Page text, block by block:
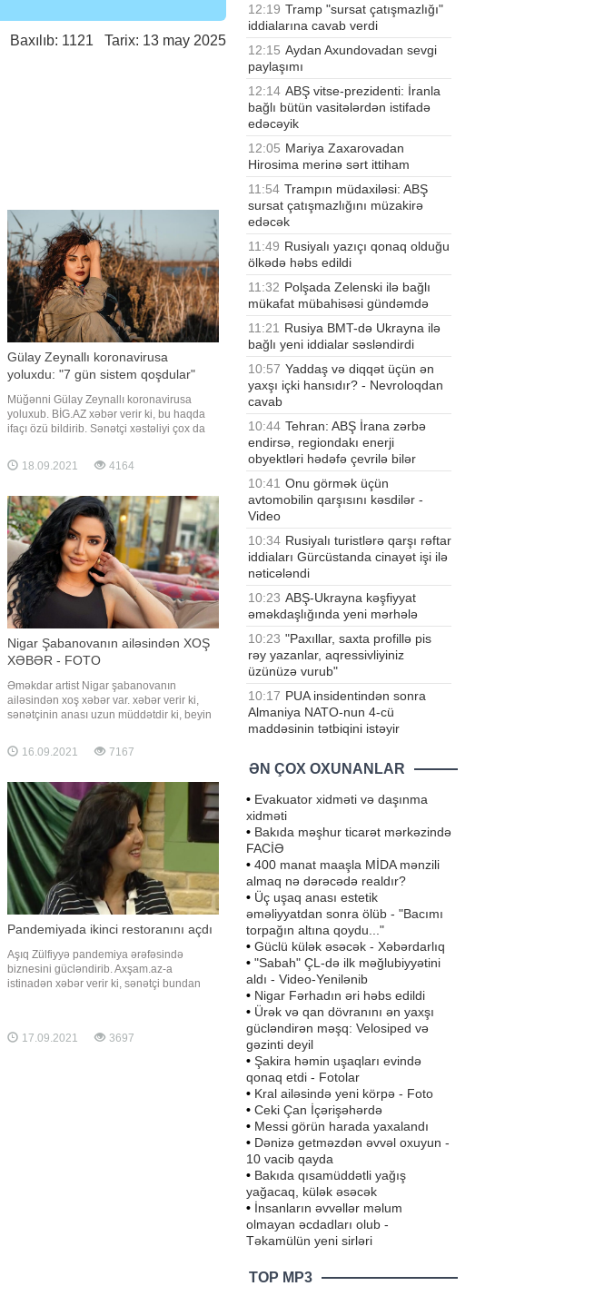
Baxılıb: 1121 Tarix: 13 may 2025
Gülay Zeynallı koronavirusa
yoluxdu: "7 gün sistem qoşdular"
Müğənni Gülay Zeynallı koronavirusa
yoluxub. BİG.AZ xəbər verir ki, bu haqda
ifaçı özü bildirib. Sənətçi xəstəliyi çox da
sağlığına qovuşduğunu deyib:. "Bəziləri
deyir ki, çoxlu dərmanlar əbul etdim amma
gün davaml
18.09.2021 4164
Nigar Şabanovanın ailəsindən XOŞ
XƏBƏR - FOTO
Əməkdar artist Nigar şabanovanın
ailəsindən xoş xəbər var. xəbər verir ki,
sənətçinin anası uzun müddətdir ki, beyin
Nigar sosial media hesabında paylaşım
edərək anasının artıq yataqdan ayağa
anam beyin qanamas
16.09.2021 7167
Pandemiyada ikinci restoranını açdı
Aşıq Zülfiyyə pandemiya ərəfəsində
biznesini gücləndirib. Axşam.az-a
istinadən xəbər verir ki, sənətçi bundan
da qatılıblar. Qeyd edək ki, Zülfiyyə bundan
17.09.2021 3697
12:19 Tramp "sursat çatışmazlığı"
iddialarına cavab verdi
12:15 Aydan Axundovadan sevgi
paylaşımı
12:14 ABŞ vitse-prezidenti: İranla
bağlı bütün vasitələrdən istifadə
edəcəyik
12:05 Mariya Zaxarovadan
Hirosima merinə sərt ittiham
11:54 Trampın müdaxiləsi: ABŞ
sursat çatışmazlığını müzakirə
edəcək
11:49 Rusiyalı yazıçı qonaq olduğu
ölkədə həbs edildi
11:32 Polşada Zelenski ilə bağlı
mükafat mübahisəsi gündəmdə
11:21 Rusiya BMT-də Ukrayna ilə
bağlı yeni iddialar səsləndirdi
10:57 Yaddaş və diqqət üçün ən
yaxşı içki hansıdır? - Nevroloqdan
cavab
10:44 Tehran: ABŞ İrana zərbə
endirsə, regiondakı enerji
obyektləri hədəfə çevrilə bilər
10:41 Onu görmək üçün
avtomobilin qarşısını kəsdilər -
Video
10:34 Rusiyalı turistlərə qarşı rəftar
iddiaları Gürcüstanda cinayət işi ilə
nəticələndi
10:23 ABŞ-Ukrayna kəşfiyyat
əməkdaşlığında yeni mərhələ
10:23 "Paxıllar, saxta profillə pis
rəy yazanlar, aqressivliyiniz
üzünüzə vurub"
10:17 PUA insidentindən sonra
Almaniya NATO-nun 4-cü
maddəsinin tətbiqini istəyir
ƏN ÇOX OXUNANLAR
• Evakuator xidməti və daşınma
xidməti
• Bakıda məşhur ticarət mərkəzində
FACİƏ
• 400 manat maaşla MİDA mənzili
almaq nə dərəcədə realdır?
• Üç uşaq anası estetik
əməliyyatdan sonra ölüb - "Bacımı
torpağın altına qoydu..."
• Güclü külək əsəcək - Xəbərdarlıq
• "Sabah" ÇL-də ilk məğlubiyyətini
aldı - Video-Yenilənib
• Nigar Fərhadın əri həbs edildi
• Ürək və qan dövranını ən yaxşı
gücləndirən məşq: Velosiped və
gəzinti deyil
• Şakira həmin uşaqları evində
qonaq etdi - Fotolar
• Kral ailəsində yeni körpə - Foto
• Ceki Çan İçərişəhərdə
• Messi görün harada yaxalandı
• Dənizə getməzdən əvvəl oxuyun -
10 vacib qayda
• Bakıda qısamüddətli yağış
yağacaq, külək əsəcək
• İnsanların əvvəllər məlum
olmayan əcdadları olub -
Təkamülün yeni sirləri
TOP MP3